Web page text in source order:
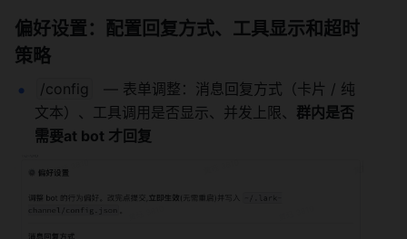
偏好设置：配置回复方式、工具显示和超时
策略
/config
  — 表单调整：消息回复方式（卡片 / 纯
文本）、工具调用是否显示、并发上限、 群内是否
需要at bot 才回复